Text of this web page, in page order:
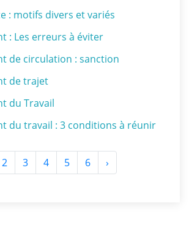
: motifs divers et variés
: Les erreurs à éviter
de circulation : sanction
de trajet
du Travail
du travail : 3 conditions à réunir
2 3 4 5 6 ›